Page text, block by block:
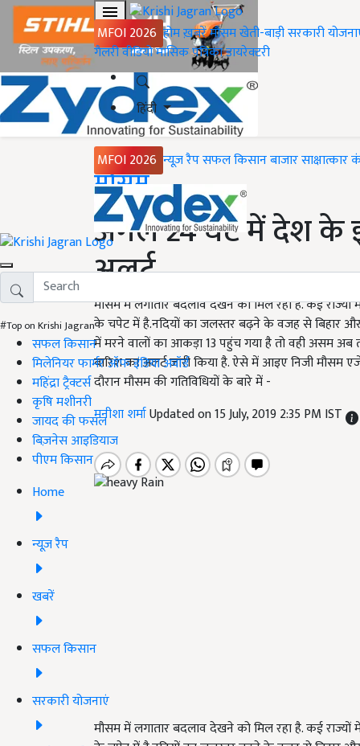
MFOI 2026 होमख़बरेंमौसमखेती-बाड़ीसरकारी
गैलरीवीडियोमासिक पत्रिकाडायरेक्टरी
हिंदी
MFOI 2026 न्यूज़ रैपसफल किसानबाजारसाक्षात्कार
#Top on Krishi Jagran
सफल किसान
मिलेनियर फार्मर ऑफ इंडिया अवॉर्ड
महिंद्रा ट्रैक्टर्स
कृषि मशीनरी
जायद की फसल
बिज़नेस आइडियाज
पीएम किसान
Home
न्यूज़ रैप
खबरें
सफल किसान
सरकारी योजनाएं
Home
मौसम
अगले 24 घंटे में देश के
अलर्ट
मौसम में लगातार बदलाव देखने को मिल रहा है. कई
के चपेट में है.नदियों का जलस्तर बढ़ने के वजह से बिहार
में मरने वालों का आकड़ा 13 पहुंच गया है तो वही असम अब
बारिश का अलर्ट जारी किया है. ऐसे में आइए निजी
दौरान मौसम की गतिविधियों के बारे में -
मनीशा शर्माUpdated on 15 July, 2019 2:35 PM IST
मौसम में लगातार बदलाव देखने को मिल रहा है. कई